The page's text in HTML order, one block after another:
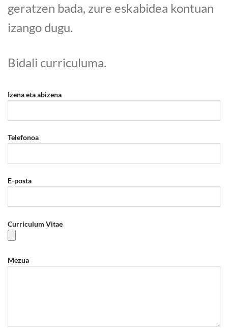
geratzen bada, zure eskabidea kontuan
izango dugu.
Bidali curriculuma.
Izena eta abizena
Telefonoa
E-posta
Curriculum Vitae
Mezua